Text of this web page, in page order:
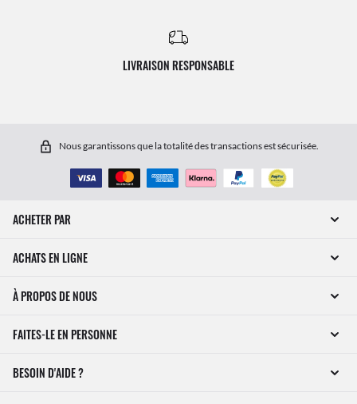
LIVRAISON RESPONSABLE
Nous garantissons que la totalité des transactions est sécurisée.
ACHETER PAR
ACHATS EN LIGNE
À PROPOS DE NOUS
FAITES-LE EN PERSONNE
BESOIN D'AIDE ?